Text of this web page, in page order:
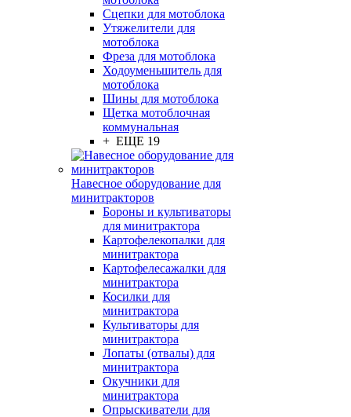
Сцепки для мотоблока
Утяжелители для
мотоблока
Фреза для мотоблока
Ходоуменьшитель для
мотоблока
Шины для мотоблока
Щетка мотоблочная
коммунальная
+ ЕЩЕ 19
Навесное оборудование для
минитракторов
Бороны и культиваторы
для минитрактора
Картофелекопалки для
минитрактора
Картофелесажалки для
минитрактора
Косилки для
минитрактора
Культиваторы для
минитрактора
Лопаты (отвалы) для
минитрактора
Окучники для
минитрактора
Опрыскиватели для